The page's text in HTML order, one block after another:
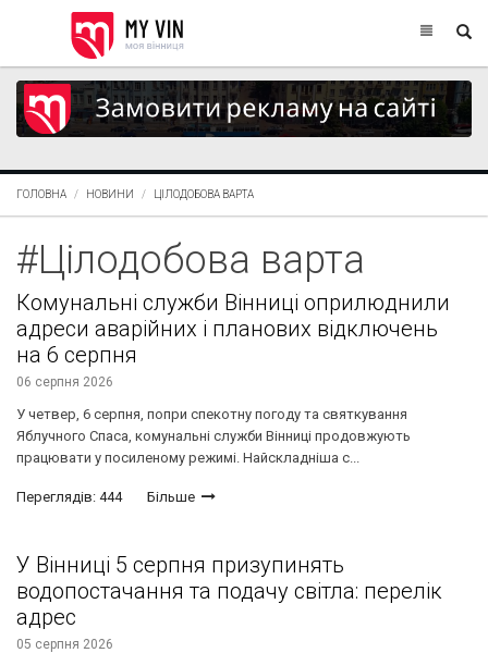
ГОЛОВНА НОВИНИ ЦІЛОДОБОВА ВАРТА
#Цілодобова варта
Комунальні служби Вінниці оприлюднили
адреси аварійних і планових відключень
на 6 серпня
06 серпня 2026
У четвер, 6 серпня, попри спекотну погоду та святкування
Яблучного Спаса, комунальні служби Вінниці продовжують
працювати у посиленому режимі. Найскладніша с...
Переглядів: 444 Більше
У Вінниці 5 серпня призупинять
водопостачання та подачу світла: перелік
адрес
05 серпня 2026